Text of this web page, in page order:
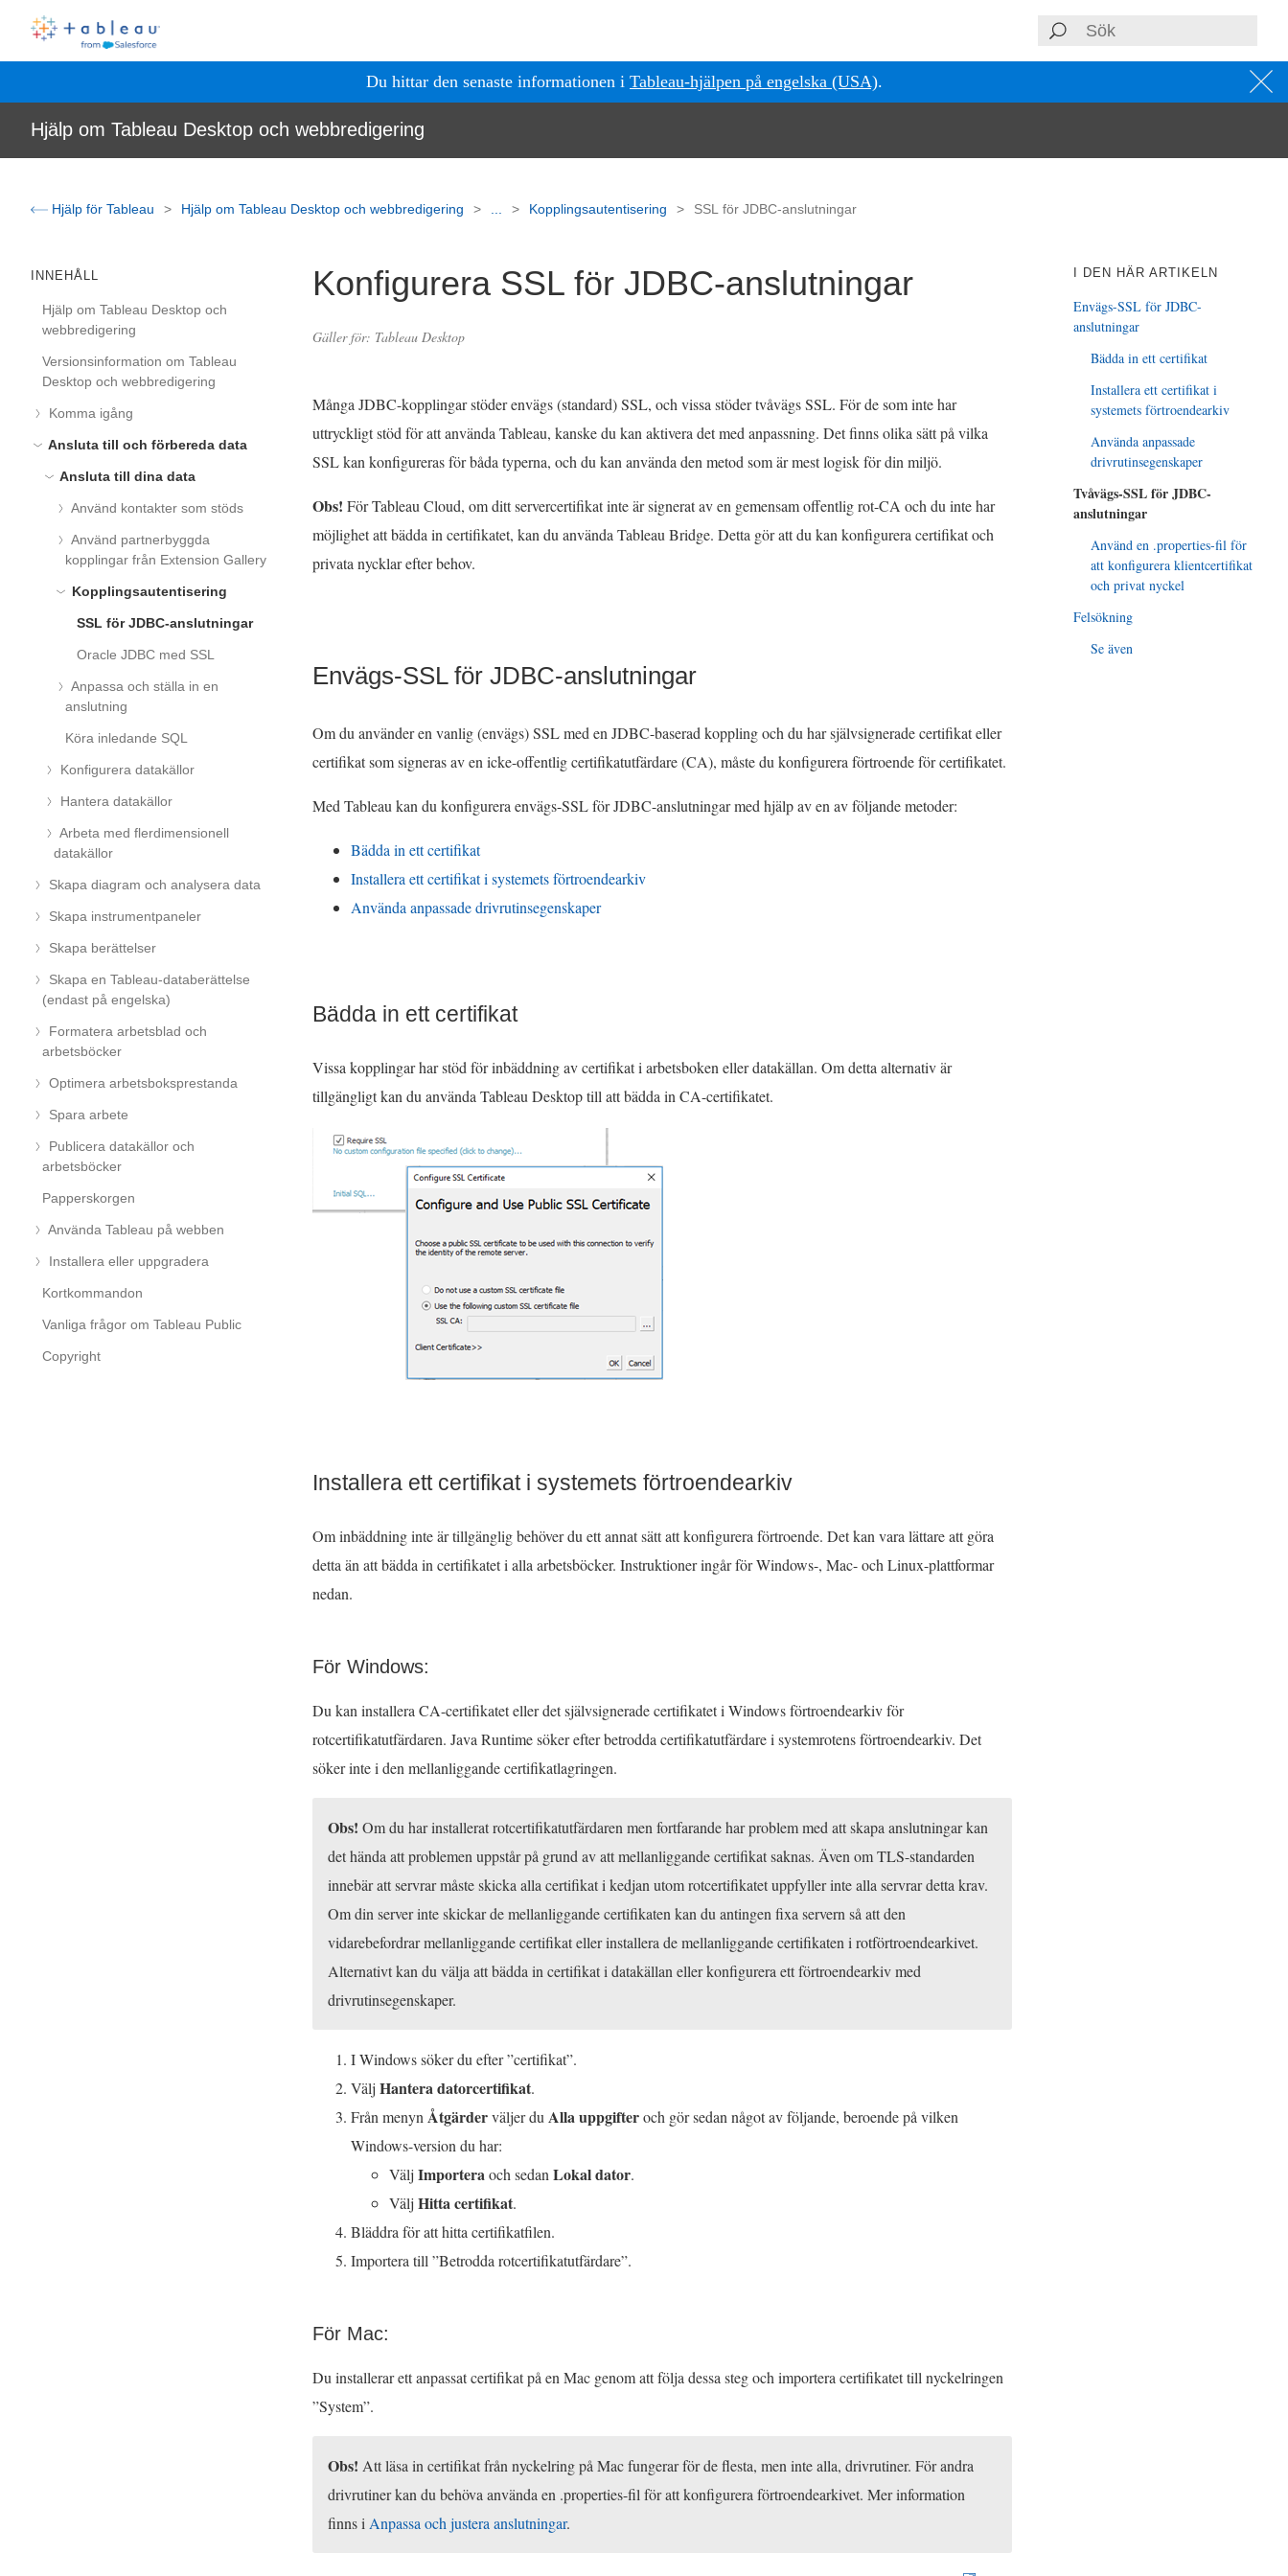
Du hittar den senaste informationen i Tableau-hjälpen på engelska (USA).
Hjälp om Tableau Desktop och webbredigering
Hjälp för Tableau Hjälp om Tableau Desktop och webbredigering Kopplingsautentisering SSL för JDBC-anslutningar
INNEHÅLL
Hjälp om Tableau Desktop och
webbredigering
Versionsinformation om Tableau
Desktop och webbredigering
Komma igång
Ansluta till och förbereda data
Ansluta till dina data
Använd kontakter som stöds
Använd partnerbyggda
kopplingar från Extension Gallery
Kopplingsautentisering
SSL för JDBC-anslutningar
Oracle JDBC med SSL
Anpassa och ställa in en
anslutning
Köra inledande SQL
Konfigurera datakällor
Hantera datakällor
Arbeta med flerdimensionell
datakällor
Skapa diagram och analysera data
Skapa instrumentpaneler
Skapa berättelser
Skapa en Tableau-databerättelse
(endast på engelska)
Formatera arbetsblad och
arbetsböcker
Optimera arbetsboksprestanda
Spara arbete
Publicera datakällor och
arbetsböcker
Papperskorgen
Använda Tableau på webben
Installera eller uppgradera
Kortkommandon
Vanliga frågor om Tableau Public
Copyright
Konfigurera SSL för JDBC-anslutningar
Gäller för: Tableau Desktop
Många JDBC-kopplingar stöder envägs (standard) SSL, och vissa stöder tvåvägs SSL. För de som inte har
uttryckligt stöd för att använda Tableau, kanske du kan aktivera det med anpassning. Det finns olika sätt på vilka
SSL kan konfigureras för båda typerna, och du kan använda den metod som är mest logisk för din miljö.
Obs! För Tableau Cloud, om ditt servercertifikat inte är signerat av en gemensam offentlig rot-CA och du inte har
möjlighet att bädda in certifikatet, kan du använda Tableau Bridge. Detta gör att du kan konfigurera certifikat och
privata nycklar efter behov.
Envägs-SSL för JDBC-anslutningar
Om du använder en vanlig (envägs) SSL med en JDBC-baserad koppling och du har självsignerade certifikat eller
certifikat som signeras av en icke-offentlig certifikatutfärdare (CA), måste du konfigurera förtroende för certifikatet.
Med Tableau kan du konfigurera envägs-SSL för JDBC-anslutningar med hjälp av en av följande metoder:
Bädda in ett certifikat
Installera ett certifikat i systemets förtroendearkiv
Använda anpassade drivrutinsegenskaper
Bädda in ett certifikat
Vissa kopplingar har stöd för inbäddning av certifikat i arbetsboken eller datakällan. Om detta alternativ är
tillgängligt kan du använda Tableau Desktop till att bädda in CA-certifikatet.
Installera ett certifikat i systemets förtroendearkiv
Om inbäddning inte är tillgänglig behöver du ett annat sätt att konfigurera förtroende. Det kan vara lättare att göra
detta än att bädda in certifikatet i alla arbetsböcker. Instruktioner ingår för Windows-, Mac- och Linux-plattformar
nedan.
För Windows:
Du kan installera CA-certifikatet eller det självsignerade certifikatet i Windows förtroendearkiv för
rotcertifikatutfärdaren. Java Runtime söker efter betrodda certifikatutfärdare i systemrotens förtroendearkiv. Det
söker inte i den mellanliggande certifikatlagringen.
Obs! Om du har installerat rotcertifikatutfärdaren men fortfarande har problem med att skapa anslutningar kan
det hända att problemen uppstår på grund av att mellanliggande certifikat saknas. Även om TLS-standarden
innebär att servrar måste skicka alla certifikat i kedjan utom rotcertifikatet uppfyller inte alla servrar detta krav.
Om din server inte skickar de mellanliggande certifikaten kan du antingen fixa servern så att den
vidarebefordrar mellanliggande certifikat eller installera de mellanliggande certifikaten i rotförtroendearkivet.
Alternativt kan du välja att bädda in certifikat i datakällan eller konfigurera ett förtroendearkiv med
drivrutinsegenskaper.
I Windows söker du efter ”certifikat”.
VäljHantera datorcertifikat.
Från menyn Åtgärderväljer du Alla uppgifteroch gör sedan något av följande, beroende på vilken
Windows-version du har:
VäljImporteraoch sedanLokal dator.
VäljHitta certifikat.
Bläddra för att hitta certifikatfilen.
Importera till ”Betrodda rotcertifikatutfärdare”.
För Mac:
Du installerar ett anpassat certifikat på en Mac genom att följa dessa steg och importera certifikatet till nyckelringen
”System”.
Obs! Att läsa in certifikat från nyckelring på Mac fungerar för de flesta, men inte alla, drivrutiner. För andra
drivrutiner kan du behöva använda en .properties-fil för att konfigurera förtroendearkivet. Mer information
finns i Anpassa och justera anslutningar.
I DEN HÄR ARTIKELN
Envägs-SSL för JDBC-
anslutningar
Bädda in ett certifikat
Installera ett certifikat i
systemets förtroendearkiv
Använda anpassade
drivrutinsegenskaper
Tvåvägs-SSL för JDBC-
anslutningar
Använd en .properties-fil för
att konfigurera klientcertifikat
och privat nyckel
Felsökning
Se även